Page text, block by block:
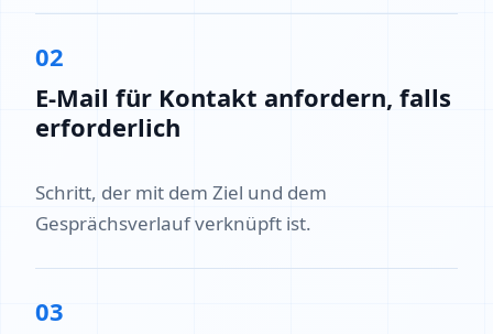
02
E-Mail für Kontakt anfordern, falls
erforderlich
Schritt, der mit dem Ziel und dem
Gesprächsverlauf verknüpft ist.
03